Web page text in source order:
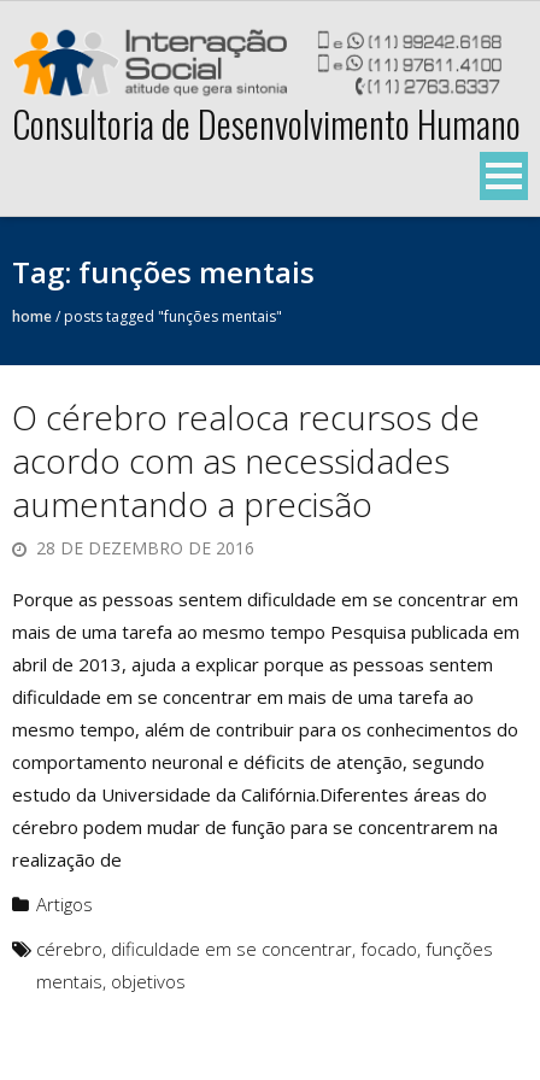
content
Consultoria de Desenvolvimento Humano
Tag: funções mentais
home/posts tagged "funções mentais"
O cérebro realoca recursos de
acordo com as necessidades
aumentando a precisão
28 DE DEZEMBRO DE 2016
Porque as pessoas sentem dificuldade em se concentrar em
mais de uma tarefa ao mesmo tempo Pesquisa publicada em
abril de 2013, ajuda a explicar porque as pessoas sentem
dificuldade em se concentrar em mais de uma tarefa ao
mesmo tempo, além de contribuir para os conhecimentos do
comportamento neuronal e déficits de atenção, segundo
estudo da Universidade da Califórnia.Diferentes áreas do
cérebro podem mudar de função para se concentrarem na
realização de
Artigos
cérebro, dificuldade em se concentrar, focado, funções
mentais, objetivos